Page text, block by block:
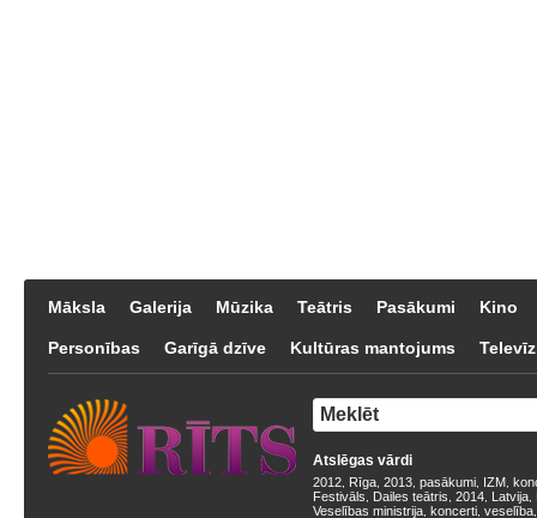
Māksla Galerija Mūzika Teātris Pasākumi Kino
Personības Garīgā dzīve Kultūras mantojums
Atslēgas vārdi
2012 Rīga 2013 pasākumi IZM
Festivāls
Dailes teātris 2014 Latvija
Veselības ministrija koncerti veselība